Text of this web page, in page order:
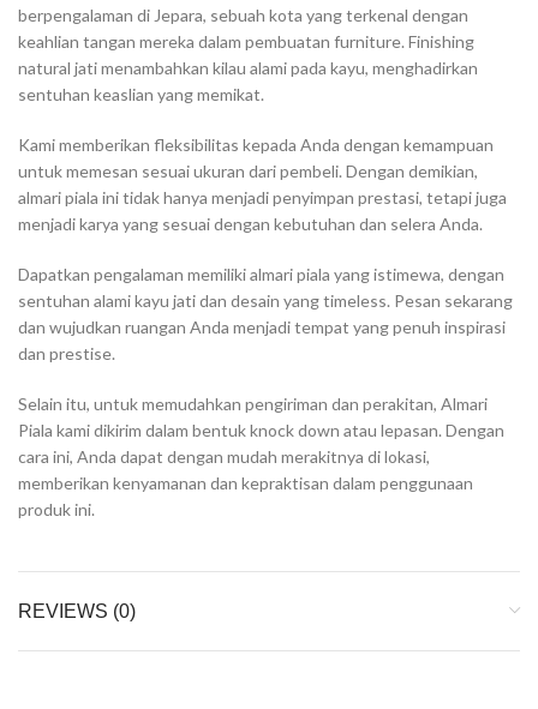
berpengalaman di Jepara, sebuah kota yang terkenal dengan
keahlian tangan mereka dalam pembuatan furniture. Finishing
natural jati menambahkan kilau alami pada kayu, menghadirkan
sentuhan keaslian yang memikat.
Kami memberikan fleksibilitas kepada Anda dengan kemampuan
untuk memesan sesuai ukuran dari pembeli. Dengan demikian,
almari piala ini tidak hanya menjadi penyimpan prestasi, tetapi juga
menjadi karya yang sesuai dengan kebutuhan dan selera Anda.
Dapatkan pengalaman memiliki almari piala yang istimewa, dengan
sentuhan alami kayu jati dan desain yang timeless. Pesan sekarang
dan wujudkan ruangan Anda menjadi tempat yang penuh inspirasi
dan prestise.
Selain itu, untuk memudahkan pengiriman dan perakitan, Almari
Piala kami dikirim dalam bentuk knock down atau lepasan. Dengan
cara ini, Anda dapat dengan mudah merakitnya di lokasi,
memberikan kenyamanan dan kepraktisan dalam penggunaan
produk ini.
REVIEWS (0)